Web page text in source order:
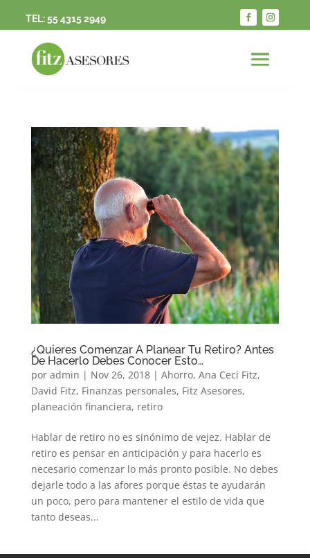
TEL:55 4315 2949
¿Quieres Comenzar A Planear Tu Retiro? Antes
De Hacerlo Debes Conocer Esto…
por admin | Nov 26, 2018| Ahorro, Ana Ceci Fitz,
David Fitz, Finanzas personales, Fitz Asesores,
planeación financiera, retiro
Hablar de retiro no es sinónimo de vejez. Hablar de
retiro es pensar en anticipación y para hacerlo es
necesario comenzar lo más pronto posible. No debes
dejarle todo a las afores porque éstas te ayudarán
un poco, pero para mantener el estilo de vida que
tanto deseas...